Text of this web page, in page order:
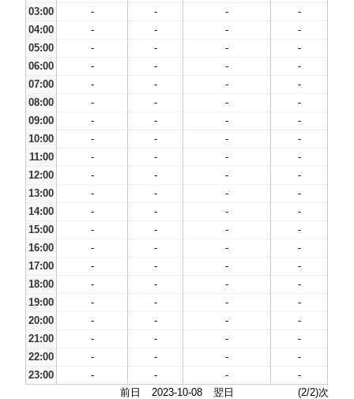
03:00
- - -
-
04:00
- - -
-
05:00
- - -
-
06:00
- - -
-
07:00
- - -
-
08:00
- - -
-
09:00
- - -
-
10:00
- - -
-
11:00
- - -
-
12:00
- - -
-
13:00
- - -
-
14:00
- - -
-
15:00
- - -
-
16:00
- - -
-
17:00
- - -
-
18:00
- - -
-
19:00
- - -
-
20:00
- - -
-
21:00
- - -
-
22:00
- - -
-
23:00
- - -
-
前日
2023-10-08 翌日 (2/2)次